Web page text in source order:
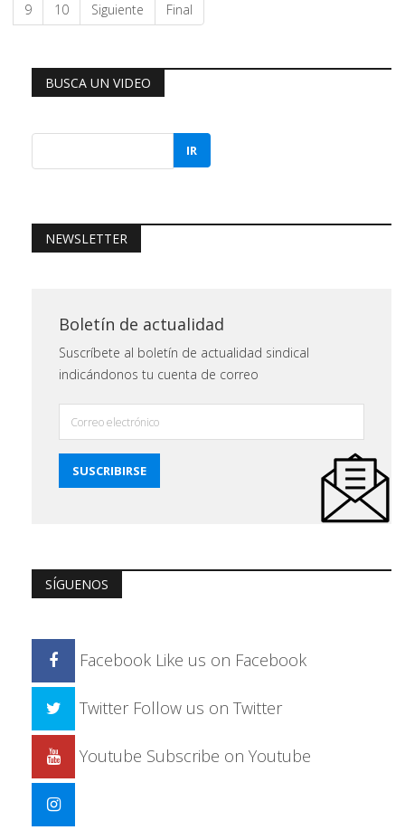
9
10 Siguiente Final
BUSCA UN VIDEO
IR
NEWSLETTER
Boletín de actualidad
Suscríbete al boletín de actualidad sindical
indicándonos tu cuenta de correo
SÍGUENOS
Facebook Like us on Facebook
Twitter Follow us on Twitter
Youtube Subscribe on Youtube